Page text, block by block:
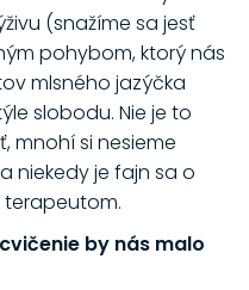
(snažíme sa jesť
pohybom, ktorý nás
mlsného jazýčka
slobodu. Nie je to
mnohí si nesieme
niekedy je fajn sa o
by nás malo